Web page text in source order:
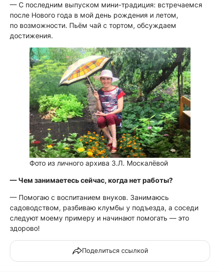
— С последним выпуском мини-традиция: встречаемся
после Нового года в мой день рождения и летом,
по возможности. Пьём чай с тортом, обсуждаем
достижения.
Фото из личного архива З.Л. Москалёвой
— Чем занимаетесь сейчас, когда нет работы?
— Помогаю с воспитанием внуков. Занимаюсь
садоводством, разбиваю клумбы у подъезда, а соседи
следуют моему примеру и начинают помогать — это
здорово!
Поделиться ссылкой